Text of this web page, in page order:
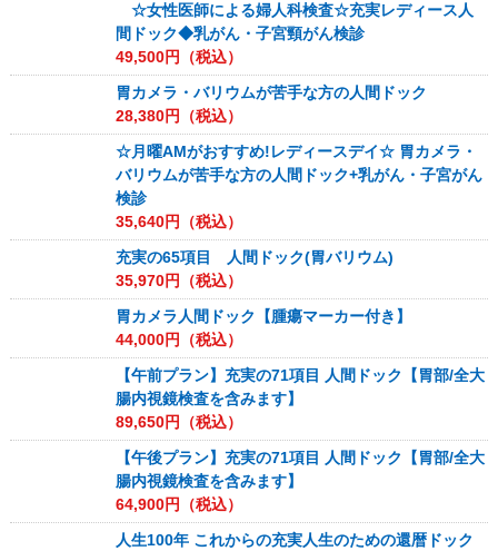
☆女性医師による婦人科検査☆充実レディース人
間ドック◆乳がん・子宮頸がん検診
49,500円（税込）
胃カメラ・バリウムが苦手な方の人間ドック
28,380円（税込）
☆月曜AMがおすすめ!レディースデイ☆ 胃カメラ・
バリウムが苦手な方の人間ドック+乳がん・子宮がん
検診
35,640円（税込）
充実の65項目 人間ドック(胃バリウム)
35,970円（税込）
胃カメラ人間ドック【腫瘍マーカー付き】
44,000円（税込）
【午前プラン】充実の71項目 人間ドック【胃部/全大
腸内視鏡検査を含みます】
89,650円（税込）
【午後プラン】充実の71項目 人間ドック【胃部/全大
腸内視鏡検査を含みます】
64,900円（税込）
人生100年 これからの充実人生のための還暦ドック